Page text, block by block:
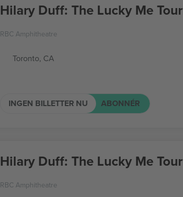
Hilary Duff: The Lucky Me Tour
RBC Amphitheatre
Toronto, CA
INGEN BILLETTER NU ABONNÉR
Hilary Duff: The Lucky Me Tour
RBC Amphitheatre